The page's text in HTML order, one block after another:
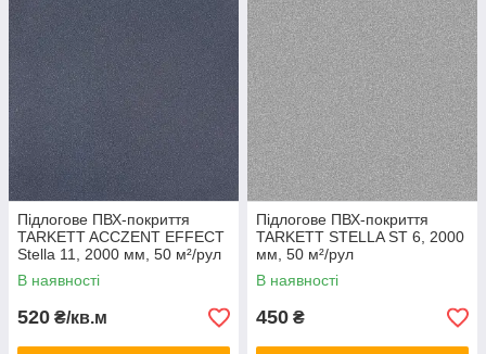
Підлогове ПВХ-покриття
TARKETT ACCZENT EFFECT
Stella 11, 2000 мм, 50 м²/рул
В наявності
520 ₴/кв.м
Підлогове ПВХ-покриття
TARKETT STELLA ST 6, 2000
мм, 50 м²/рул
В наявності
450 ₴